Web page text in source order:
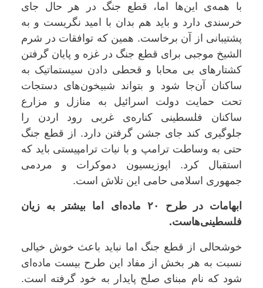
با همه‌ی این‌ها اما، قطع جنگ در هر حال جای
خرسندی دارد و باید هم بدان با امید نگریست و به
پشتیبانی از آن برخاست. همین که توافقات در شرم
الشیخ موجبی برای قطع جنگ در غزه و پایان گرفتن
کشتارهای بی محابا و قحطی دادن سیستماتیک به
ساکنان آن‌جا شود و بتواند شبیخون‌های دستجات
تحت حمایت دولت اسرائیل به منازل و مزارع
ساکنان فلسطینی کناره‌ی غربی رود اردن را
جلوگیری کند جای جشن گرفتن دارد. از قطع جنگ
حتی به وساطت ترامپ و با نیات ترامپیستی باید که
استقبال کرد. اپوزیسیون دموکرات و مردمی
جمهوری اسلامی حامی این تلاش است.
ابهامات در طرح ۲۰ ماده‌ای اما بیشتر به زیان
فلسطینی‌هاست.
خوشحالی از قطع جنگ اما نباید باعث خوش خیالی
نسبت به هر بخش از مفاد این طرح بیست ماده‌ای
شود که نام مبنای صلح پایدار به خود گرفته است.